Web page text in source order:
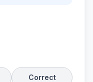
Correct